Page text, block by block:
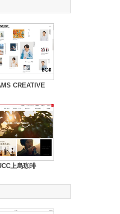
CREATIVE
上島珈琲